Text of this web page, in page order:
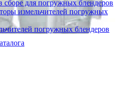
сборе для погружных блендеров
измельчителей погружных
погружных блендеров